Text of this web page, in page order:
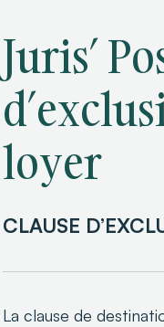
Juris’
loyer
CLAUSE
La clause de